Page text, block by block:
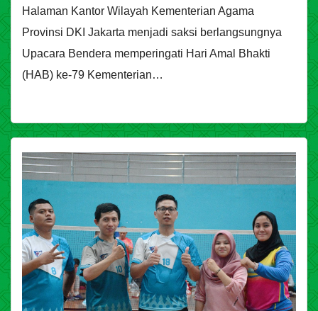
Halaman Kantor Wilayah Kementerian Agama
Provinsi DKI Jakarta menjadi saksi berlangsungnya
Upacara Bendera memperingati Hari Amal Bhakti
(HAB) ke-79 Kementerian…